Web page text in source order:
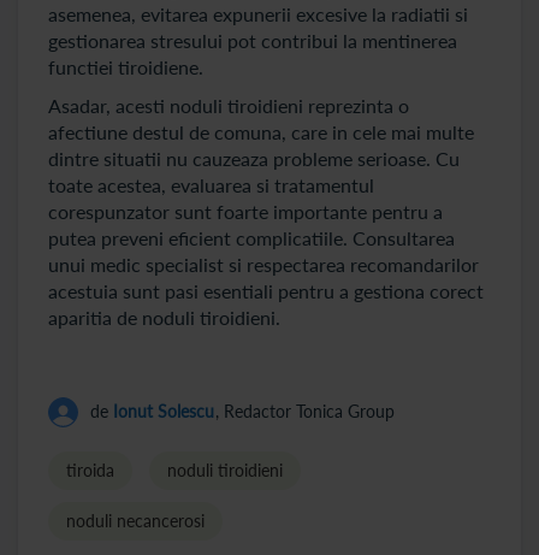
asemenea, evitarea expunerii excesive la radiatii si
gestionarea stresului pot contribui la mentinerea
functiei tiroidiene.
Asadar, acesti noduli tiroidieni reprezinta o
afectiune destul de comuna, care in cele mai multe
dintre situatii nu cauzeaza probleme serioase. Cu
toate acestea, evaluarea si tratamentul
corespunzator sunt foarte importante pentru a
putea preveni eficient complicatiile. Consultarea
unui medic specialist si respectarea recomandarilor
acestuia sunt pasi esentiali pentru a gestiona corect
aparitia de noduli tiroidieni.
de Ionut Solescu, Redactor Tonica Group
tiroida noduli tiroidieni
noduli necancerosi